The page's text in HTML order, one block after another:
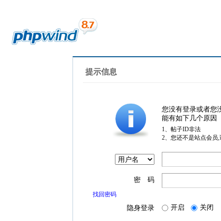
提示信息
您没有登录或者您
能有如下几个原因
1、帖子ID非法
2、您还不是站点会员
密 码
找回密码
隐身登录 开启 关闭